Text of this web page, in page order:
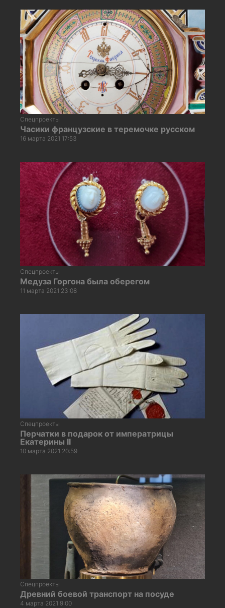
Спецпроекты
Часики французские в теремочке русском
16 марта 2021 17:53
Спецпроекты
Медуза Горгона была оберегом
11 марта 2021 23:08
Спецпроекты
Перчатки в подарок от императрицы
Екатерины II
10 марта 2021 20:59
Спецпроекты
Древний боевой транспорт на посуде
4 марта 2021 9:00